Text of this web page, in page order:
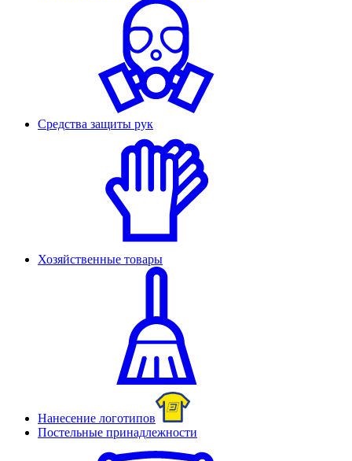
Средства защиты рук
Хозяйственные товары
Нанесение логотипов
Постельные принадлежности